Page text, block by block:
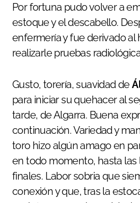
Por fortuna pudo volver a
estoque y el descabello.
enfermería y fue derivado al
realizarle pruebas
Gusto, torería, suavidad de
para iniciar su quehacer al
tarde, de Algarra. Buena
continuación. Variedad y
toro hizo algún amago en
en todo momento, hasta las
finales. Labor sobria que
conexión y que, tras la